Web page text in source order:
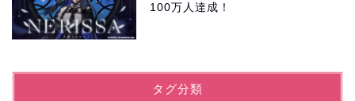
100万人達成！
タグ分類